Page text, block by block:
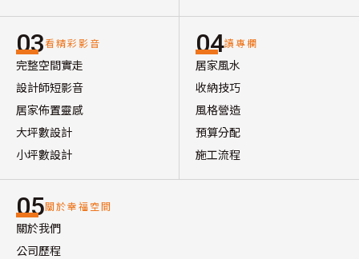
03看精彩影音
完整空間實走
設計師短影音
居家佈置靈感
大坪數設計
小坪數設計
04讀專欄
居家風水
收納技巧
風格營造
預算分配
施工流程
05關於幸福空間
關於我們
公司歷程